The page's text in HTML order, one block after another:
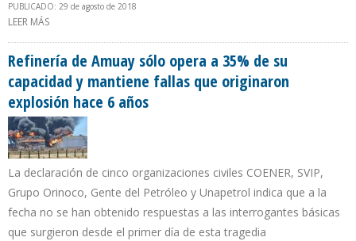
PUBLICADO: 29 de agosto de 2018
LEER MÁS
Refinería de Amuay sólo opera a 35% de su
capacidad y mantiene fallas que originaron
explosión hace 6 años
La declaración de cinco organizaciones civiles COENER, SVIP,
Grupo Orinoco, Gente del Petróleo y Unapetrol indica que a la
fecha no se han obtenido respuestas a las interrogantes básicas
que surgieron desde el primer día de esta tragedia